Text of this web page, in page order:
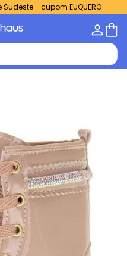
Sudeste - cupom EUQUERO